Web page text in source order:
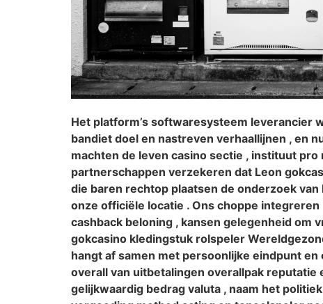
Het platform’s softwaresysteem leverancier
bandiet doel en nastreven verhaallijnen , en
machten de leven casino sectie , instituut
partnerschappen verzekeren dat Leon
die baren rechtop plaatsen de onderzoek
onze officiële locatie . Ons choppe
cashback beloning , kansen gelegenheid om
gokcasino kledingstuk rolspeler
hangt af samen met persoonlijke eindpunt
overall van uitbetalingen overallpak
gelijkwaardig bedrag valuta , naam het